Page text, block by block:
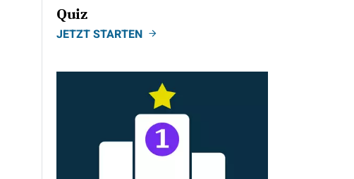
Quiz
JETZT STARTEN